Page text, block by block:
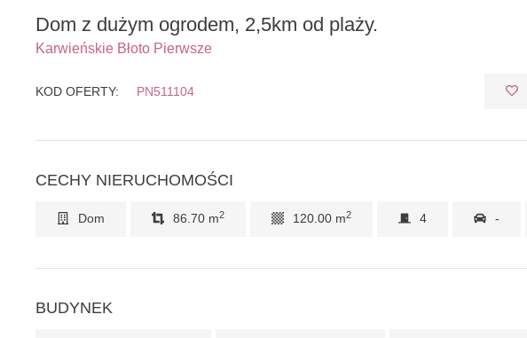
Dom z dużym ogrodem, 2,5km od plaży.
Karwieńskie Błoto Pierwsze
KOD OFERTY: PN511104
CECHY NIERUCHOMOŚCI
Dom 86.70 m2 120.00 m2 4 -
BUDYNEK